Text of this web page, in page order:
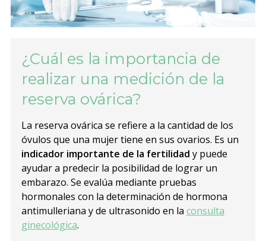
¿Cuál es la importancia de
realizar una medición de la
reserva ovárica?
La reserva ovárica se refiere a la cantidad de los
óvulos que una mujer tiene en sus ovarios. Es un
indicador importante de la fertilidad y puede
ayudar a predecir la posibilidad de lograr un
embarazo. Se evalúa mediante pruebas
hormonales con la determinación de hormona
antimulleriana y de ultrasonido en la consulta
ginecológica.